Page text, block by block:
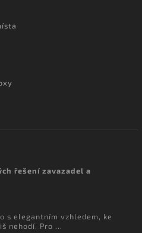
řešení zavazadel a
s elegantním vzhledem, ke
nehodí. Pro ...